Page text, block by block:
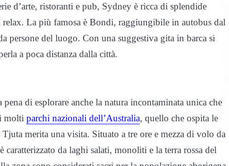
d’arte, ristoranti e pub, Sydney è ricca di splendide
La più famosa è Bondi, raggiungibile in autobus dal
persone del luogo. Con una suggestiva gita in barca si
a poca distanza dalla città.
di esplorare anche la natura incontaminata unica che
molti parchi nazionali dell’Australia, quello che ospita le
merita una visita. Situato a tre ore e mezza di volo da
da laghi salati, monoliti e la terra rossa del